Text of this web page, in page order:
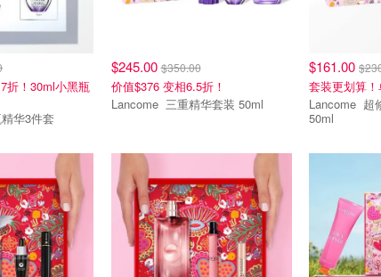
折！30ml小黑瓶
黑瓶精华3件套
$245.00$350.00
价值$376 变相6.5折！
Lancome 三重精华套装 50ml
$161.00
套装更划算
Lancome 超修小黑瓶精华套装
50ml
清仓区